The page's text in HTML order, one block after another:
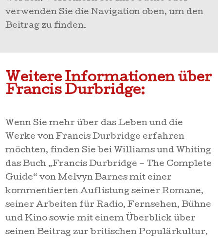
verwenden Sie die Navigation oben, um den
Beitrag zu finden.
Weitere Informationen über
Francis Durbridge:
Wenn Sie mehr über das Leben und die
Werke von Francis Durbridge erfahren
möchten, finden Sie bei Williams und Whiting
das Buch „Francis Durbridge – The Complete
Guide“ von Melvyn Barnes mit einer
kommentierten Auflistung seiner Romane,
seiner Arbeiten für Radio, Fernsehen, Bühne
und Kino sowie mit einem Überblick über
seinen Beitrag zur britischen Populärkultur.